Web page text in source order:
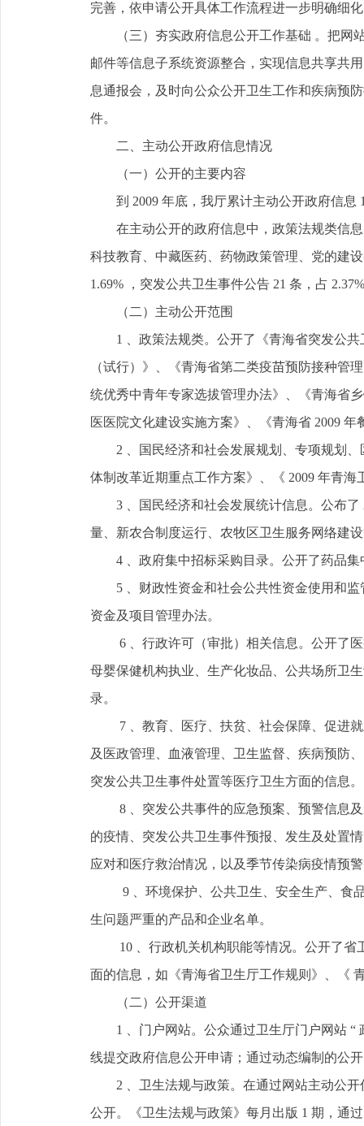
完善，依申请公开具体工作流程进一步明确细
（三）夯实政府信息公开工作基础 。把网站
邮件等信息子系统资源整合，实现信息共享共
息通报会，及时向公众公开卫生工作和疾病预
件。
二、主动公开政府信息情况
（一）公开的主要内容
到 2009 年底，我厅累计主动公开政府信息
在主动公开的政府信息中，政策法规类信息
科技教育、中藏医药、药物政策管理、党的建
1.69% ，突发公共卫生事件公告 21 条，占
（二）主动公开范围
1 、政策法规类。公开了《青海省突发公共
（试行）》、《青海省第二类疫苗预防接种管
统优秀中青年专家选拔管理办法》、《青海省
医医院文化建设实施方案》、《青海省 2009
2 、国民经济和社会发展规划、专项规划、
体制改革近期重点工作方案》、《 2009 年青
3 、国民经济和社会发展统计信息。公布了
量、新农合制度运行、农牧区卫生服务网络建
4 、政府集中招标采购目录。公开了药品集
5 、财政性资金和社会公共性资金使用和监
资金及项目管理办法。
6 、行政许可（审批）相关信息。公开了医
母婴保健机构执业、生产化妆品、公共场所卫
录。
7 、教育、医疗、扶贫、社会保障、促进就
及医政管理、血液管理、卫生监督、疾病预防
突发公共卫生事件处置等医疗卫生方面的信息。
8 、突发公共事件的应急预案、预警信息及
的疫情、突发公共卫生事件预报、发生及处置
应对和医疗救治情况，以及季节传染病疫情预
9 、环境保护、公共卫生、安全生产、食品
生问题严重的产品和企业名单。
10 、行政机关机构职能等情况。公开了省
面的信息，如《青海省卫生厅工作规则》、《
（二）公开渠道
1 、门户网站。公众通过卫生厅门户网站 “
线提交政府信息公开申请；通过动态编制的公
2 、卫生法规与政策。在通过网站主动公开
公开。《卫生法规与政策》每月出版 1 期，通